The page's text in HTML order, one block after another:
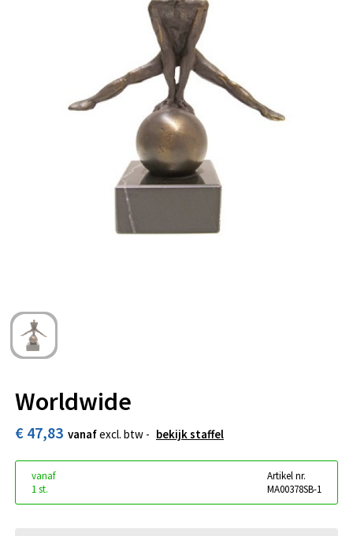
Arm- en handbescherming
Ademhalingsbescherming
Gehoorbescherming
Oog- en gelaatsbescherming
Hoofdbescherming
Broeken en Rokken
Worldwide
€ 47,83 vanafexcl. btw - bekijk staffel
vanaf
1 st.
Artikel nr.
MA00378SB-1